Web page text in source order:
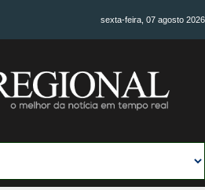
sexta-feira, 07 agosto 2026